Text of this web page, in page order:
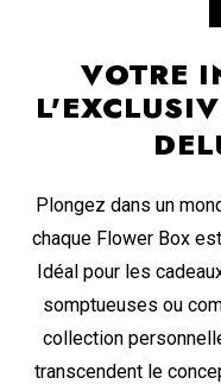
VOTRE
Plongez dans un
chaque Flower Box
Idéal pour les
somptueuses ou
collection
transcendent le